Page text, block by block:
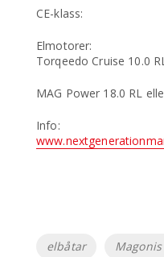
CE-klass:
Elmotorer:
Torqeedo Cruise 10.0
MAG Power 18.0 RL
Etiketter
elbåtar Magonis